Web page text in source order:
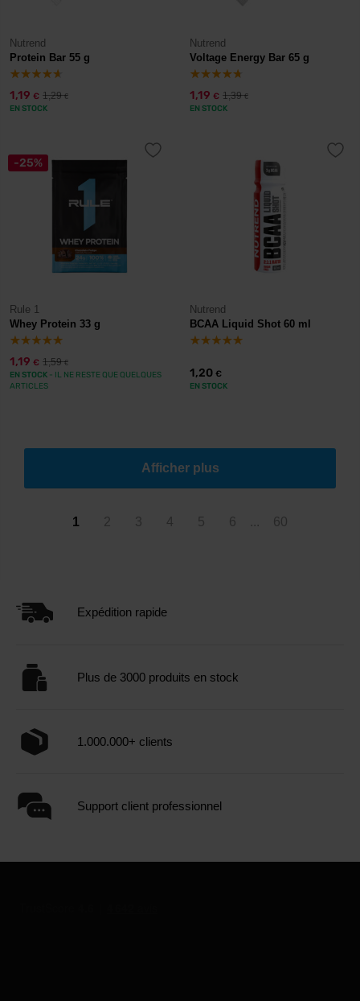
Nutrend
Protein Bar 55 g
1,19 € 1,29€
EN STOCK
Nutrend
Voltage Energy Bar 65 g
1,19 € 1,39€
EN STOCK
-25%
Rule 1
Whey Protein 33 g
1,19 € 1,59€
EN STOCK - IL NE RESTE QUE QUELQUES
ARTICLES
Nutrend
BCAA Liquid Shot 60 ml
1,20 €
EN STOCK
Afficher plus
1 2 3 4 5 6 ... 60
Expédition rapide
Plus de 3000 produits en stock
1.000.000+ clients
Support client professionnel